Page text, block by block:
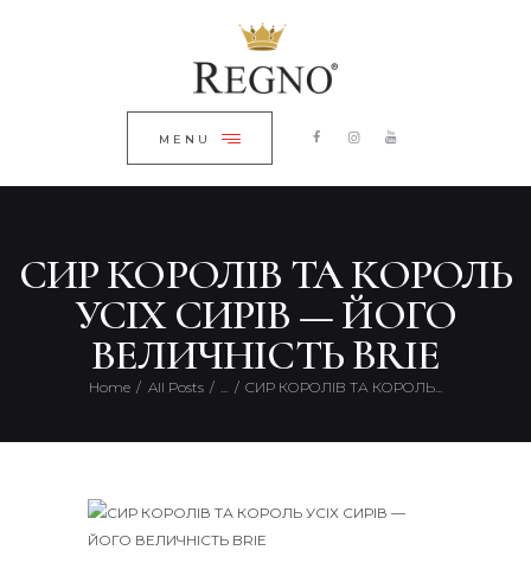
MENU
СИР КОРОЛІВ ТА КОРОЛЬ
УСІХ СИРІВ — ЙОГО
ВЕЛИЧНІСТЬ BRIE
Home All Posts ... СИР КОРОЛІВ ТА КОРОЛЬ...
ПРО КОМПАНІЮ
UKRAINIAN